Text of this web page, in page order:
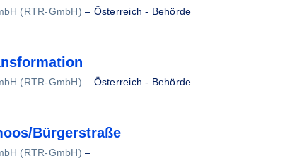
(RTR-GmbH) – Österreich - Behörde
(RTR-GmbH) – Österreich - Behörde
Bürgerstraße
(RTR-GmbH) –